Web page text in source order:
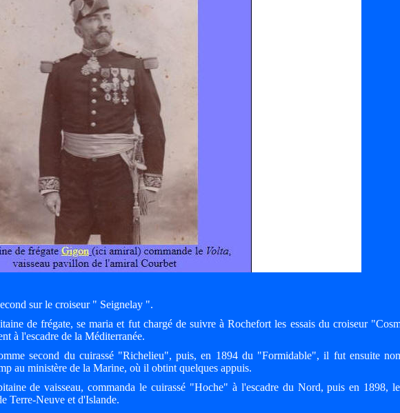
sur le croiseur " Seignelay ".
de frégate, se maria et fut chargé de suivre à Rochefort les essais du croiseur
à l'escadre de la Méditerranée.
second du cuirassé "Richelieu", puis, en 1894 du "Formidable", il fut ensuite
au ministère de la Marine, où il obtint quelques appuis.
de vaisseau, commanda le cuirassé "Hoche" à l'escadre du Nord, puis en 1898,
Terre-Neuve et d'Islande.